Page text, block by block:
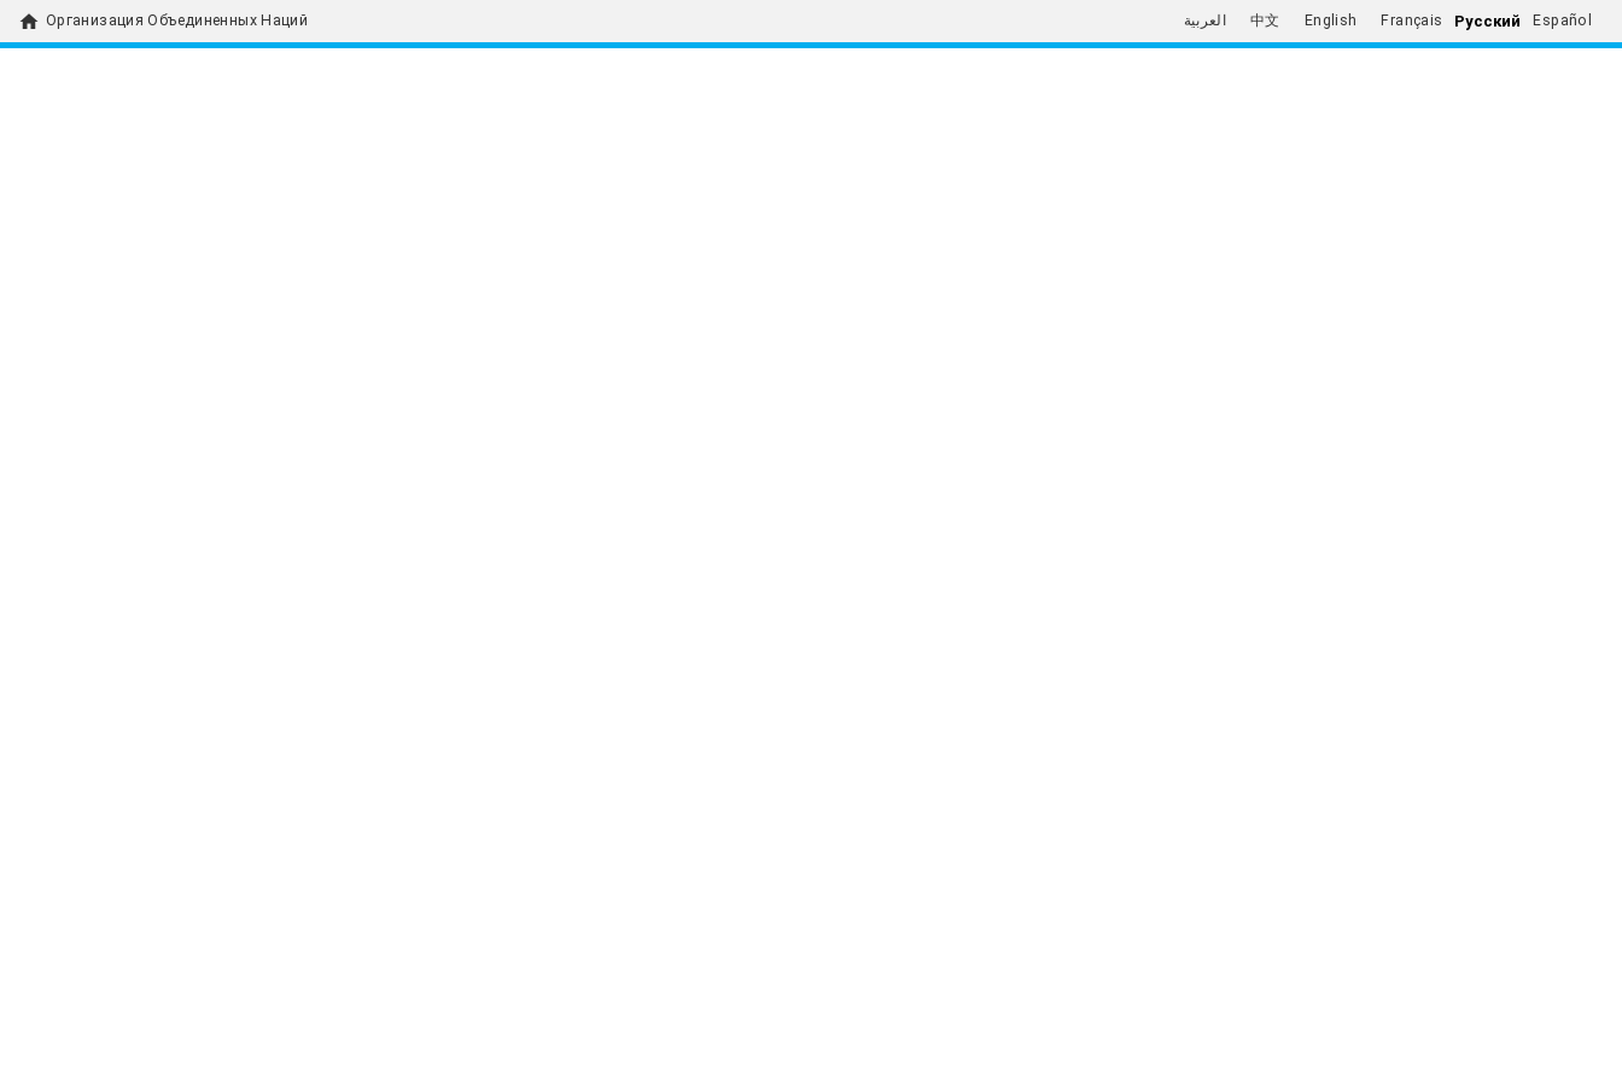
home Организация Объединенных Наций العربية 中文 English Français Русский Español